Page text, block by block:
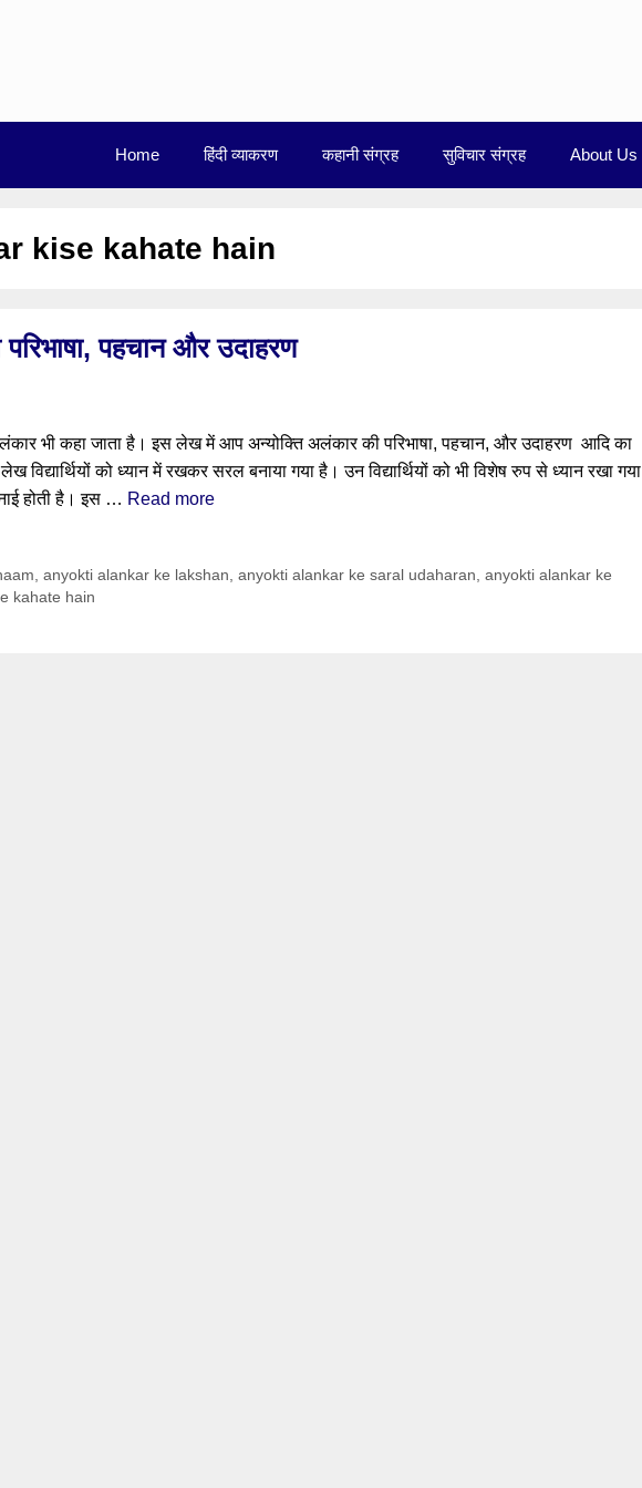
Home हिंदी व्याकरण कहानी संग्रह सुविचार संग्रह About Us
kise kahate hain
पहचान और उदाहरण
भी कहा जाता है। इस लेख में आप अन्योक्ति अलंकार की परिभाषा, पहचान, और उदाहरण आदि का
विद्यार्थियों को ध्यान में रखकर सरल बनाया गया है। उन विद्यार्थियों को भी विशेष रुप से ध्यान रखा गया
होती है। इस … Read more
anyokti alankar ke lakshan anyokti alankar ke saral udaharan anyokti alankar ke
kahate hain